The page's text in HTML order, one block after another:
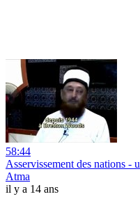
58:44
Asservissement des nations -
Atma
il y a 14 ans